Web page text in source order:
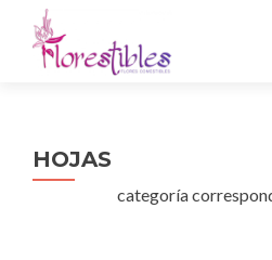
HOJAS
categoría